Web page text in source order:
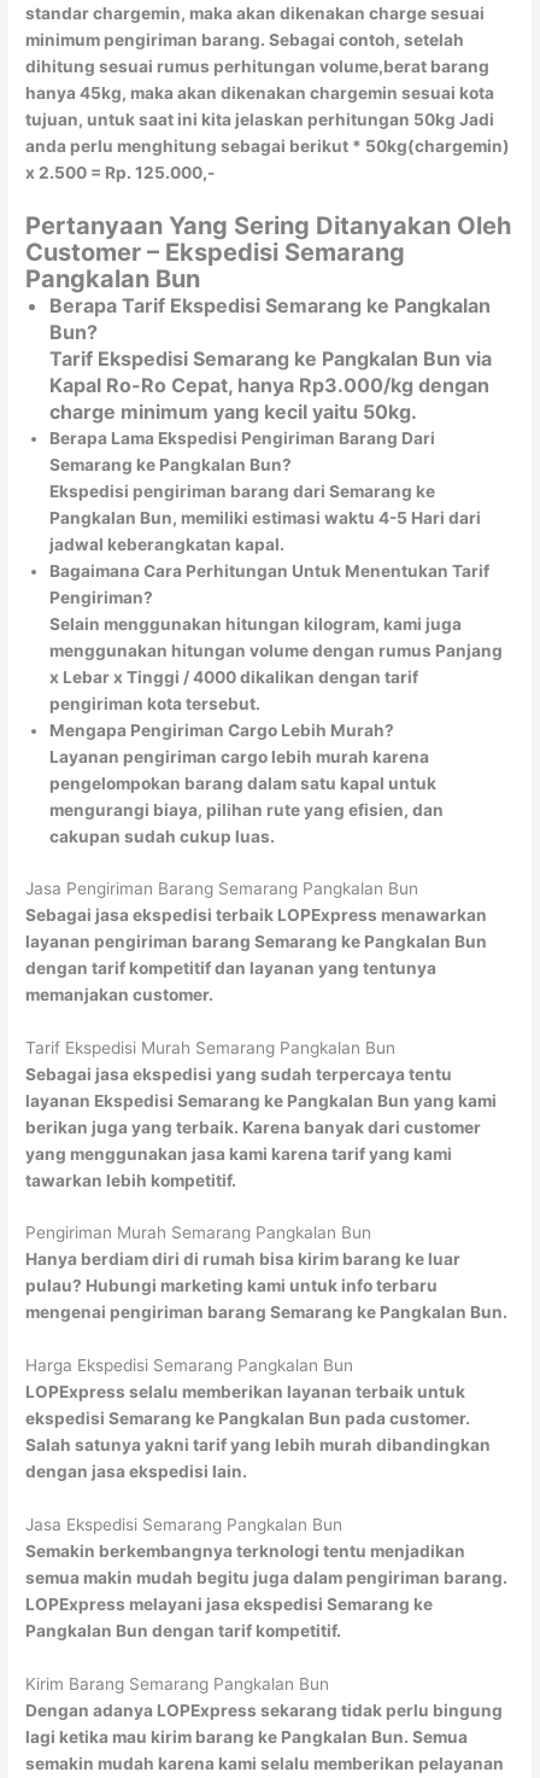
standar chargemin, maka akan dikenakan charge sesuai
minimum pengiriman barang. Sebagai contoh, setelah
dihitung sesuai rumus perhitungan volume,berat barang
hanya 45kg, maka akan dikenakan chargemin sesuai kota
tujuan, untuk saat ini kita jelaskan perhitungan 50kg Jadi
anda perlu menghitung sebagai berikut * 50kg(chargemin)
x 2.500 = Rp. 125.000,-
Pertanyaan Yang Sering Ditanyakan Oleh
Customer – Ekspedisi Semarang
Pangkalan Bun
Berapa Tarif Ekspedisi Semarang ke Pangkalan
Bun?
Tarif Ekspedisi Semarang ke Pangkalan Bun via
Kapal Ro-Ro Cepat, hanya Rp3.000/kg dengan
charge minimum yang kecil yaitu 50kg.
Berapa Lama Ekspedisi Pengiriman Barang Dari
Semarang ke Pangkalan Bun?
Ekspedisi pengiriman barang dari Semarang ke
Pangkalan Bun, memiliki estimasi waktu 4-5 Hari dari
jadwal keberangkatan kapal.
Bagaimana Cara Perhitungan Untuk Menentukan Tarif
Pengiriman?
Selain menggunakan hitungan kilogram, kami juga
menggunakan hitungan volume dengan rumus Panjang
x Lebar x Tinggi / 4000 dikalikan dengan tarif
pengiriman kota tersebut.
Mengapa Pengiriman Cargo Lebih Murah?
Layanan pengiriman cargo lebih murah karena
pengelompokan barang dalam satu kapal untuk
mengurangi biaya, pilihan rute yang efisien, dan
cakupan sudah cukup luas.
Jasa Pengiriman Barang Semarang Pangkalan Bun
Sebagai jasa ekspedisi terbaik LOPExpress menawarkan
layanan pengiriman barang Semarang ke Pangkalan Bun
dengan tarif kompetitif dan layanan yang tentunya
memanjakan customer.
Tarif Ekspedisi Murah Semarang Pangkalan Bun
Sebagai jasa ekspedisi yang sudah terpercaya tentu
layanan Ekspedisi Semarang ke Pangkalan Bun yang kami
berikan juga yang terbaik. Karena banyak dari customer
yang menggunakan jasa kami karena tarif yang kami
tawarkan lebih kompetitif.
Pengiriman Murah Semarang Pangkalan Bun
Hanya berdiam diri di rumah bisa kirim barang ke luar
pulau? Hubungi marketing kami untuk info terbaru
mengenai pengiriman barang Semarang ke Pangkalan Bun.
Harga Ekspedisi Semarang Pangkalan Bun
LOPExpress selalu memberikan layanan terbaik untuk
ekspedisi Semarang ke Pangkalan Bun pada customer.
Salah satunya yakni tarif yang lebih murah dibandingkan
dengan jasa ekspedisi lain.
Jasa Ekspedisi Semarang Pangkalan Bun
Semakin berkembangnya terknologi tentu menjadikan
semua makin mudah begitu juga dalam pengiriman barang.
LOPExpress melayani jasa ekspedisi Semarang ke
Pangkalan Bun dengan tarif kompetitif.
Kirim Barang Semarang Pangkalan Bun
Dengan adanya LOPExpress sekarang tidak perlu bingung
lagi ketika mau kirim barang ke Pangkalan Bun. Semua
semakin mudah karena kami selalu memberikan pelayanan